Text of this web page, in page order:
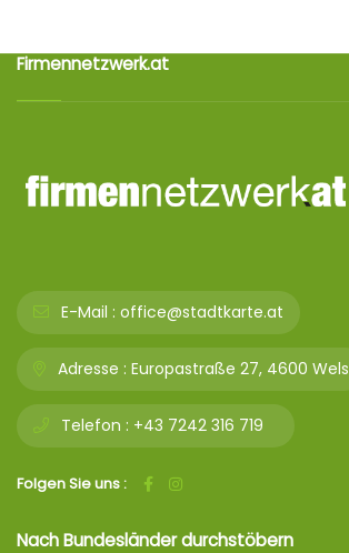
Firmennetzwerk.at
E-Mail : office@stadtkarte.at
Adresse : Europastraße 27, 4600 Wels
Telefon : +43 7242 316 719
Folgen Sie uns :
Nach Bundesländer durchstöbern